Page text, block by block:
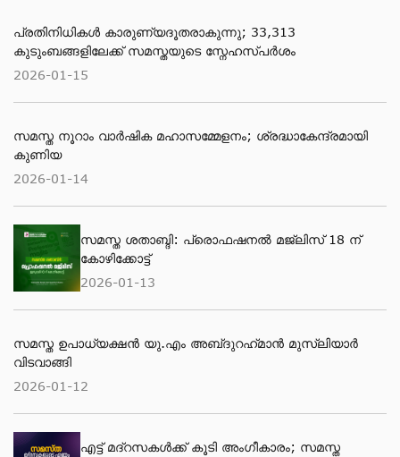
പ്രതിനിധികൾ കാരുണ്യദൂതരാകുന്നു; 33,313
കുടുംബങ്ങളിലേക്ക് സമസ്തയുടെ സ്നേഹസ്പർശം
2026-01-15
സമസ്ത നൂറാം വാർഷിക മഹാസമ്മേളനം; ശ്രദ്ധാകേന്ദ്രമായി
കുണിയ
2026-01-14
സമസ്ത ശതാബ്ദി: പ്രൊഫഷനൽ മജ്‌ലിസ് 18 ന്
കോഴിക്കോട്ട്
2026-01-13
സമസ്ത ഉപാധ്യക്ഷൻ യു.എം അബ്‌ദുറഹ്‌മാൻ മുസ്‌ലിയാർ
വിടവാങ്ങി
2026-01-12
എട്ട് മദ്റസകള്‍ക്ക് കൂടി അംഗീകാരം; സമസ്ത